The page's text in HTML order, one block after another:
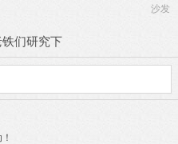
沙发
们研究下